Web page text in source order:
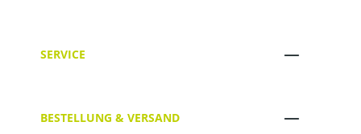
SERVICE
BESTELLUNG & VERSAND